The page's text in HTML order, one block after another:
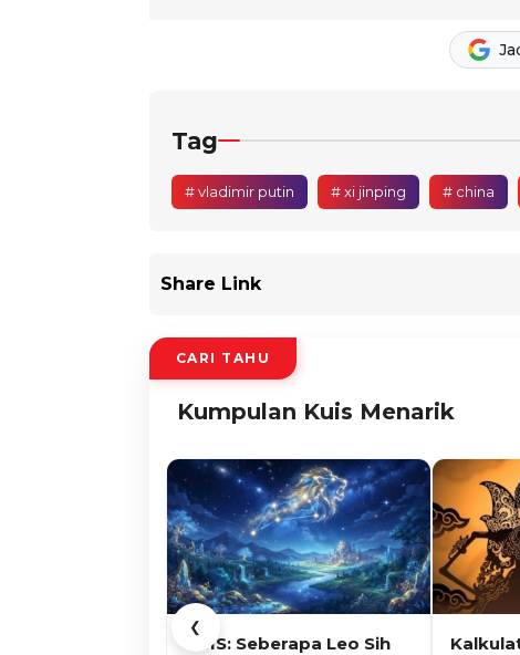
Tag
# vladimir putin # xi jinping # china
Share Link
CARI TAHU
Kumpulan Kuis Menarik
❮
KUIS: Seberapa Leo Sih